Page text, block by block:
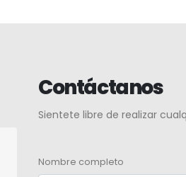
Contáctanos
Sientete libre de realizar
Nombre completo